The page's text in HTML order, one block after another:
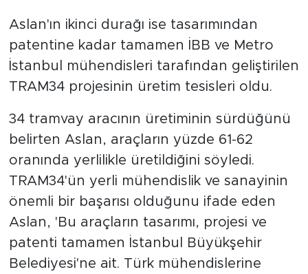
Aslan'ın ikinci durağı ise tasarımından
patentine kadar tamamen İBB ve Metro
İstanbul mühendisleri tarafından geliştirilen
TRAM34 projesinin üretim tesisleri oldu.
34 tramvay aracının üretiminin sürdüğünü
belirten Aslan, araçların yüzde 61-62
oranında yerlilikle üretildiğini söyledi.
TRAM34'ün yerli mühendislik ve sanayinin
önemli bir başarısı olduğunu ifade eden
Aslan, 'Bu araçların tasarımı, projesi ve
patenti tamamen İstanbul Büyükşehir
Belediyesi'ne ait. Türk mühendislerine